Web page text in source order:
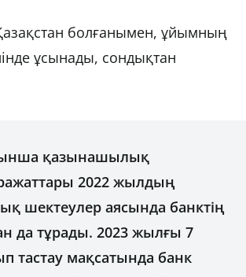
болғанымен, ұйымның
ұсынады, сондықтан
қазынашылық
2022 жылдың
шектеулер аясында банктің
да тұрады. 2023 жылғы 7
тастау мақсатында банк